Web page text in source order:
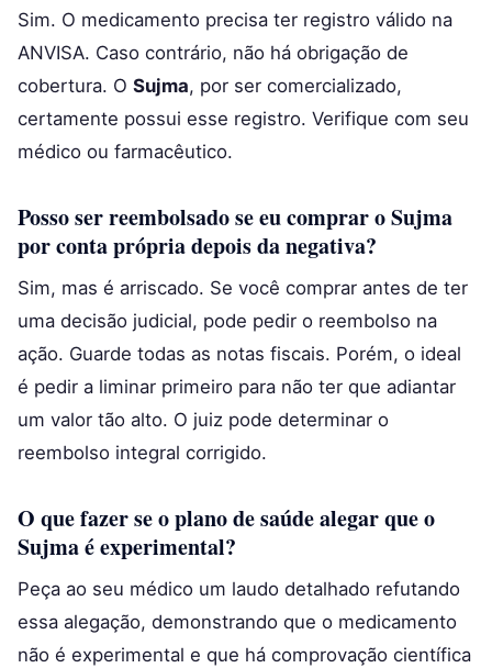
Sim. O medicamento precisa ter registro válido na
ANVISA. Caso contrário, não há obrigação de
cobertura. O Sujma, por ser comercializado,
certamente possui esse registro. Verifique com seu
médico ou farmacêutico.
Posso ser reembolsado se eu comprar o Sujma
por conta própria depois da negativa?
Sim, mas é arriscado. Se você comprar antes de ter
uma decisão judicial, pode pedir o reembolso na
ação. Guarde todas as notas fiscais. Porém, o ideal
é pedir a liminar primeiro para não ter que adiantar
um valor tão alto. O juiz pode determinar o
reembolso integral corrigido.
O que fazer se o plano de saúde alegar que o
Sujma é experimental?
Peça ao seu médico um laudo detalhado refutando
essa alegação, demonstrando que o medicamento
não é experimental e que há comprovação científica